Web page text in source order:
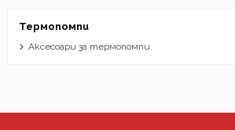
Термопомпи
Аксесоари за термопомпи